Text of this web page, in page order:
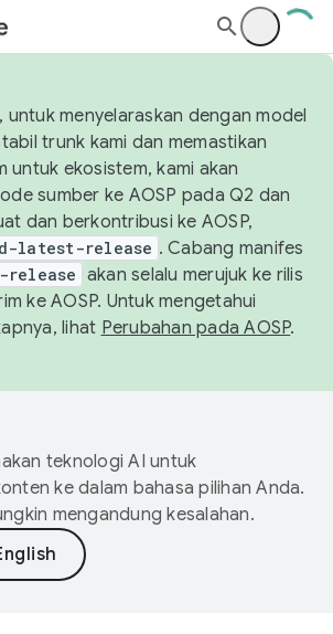
untuk menyelaraskan dengan model
trunk kami dan memastikan
ekosistem, kami akan
sumber ke AOSP pada Q2 dan
dan berkontribusi ke AOSP,
latest-release . Cabang manifes
akan selalu merujuk ke rilis
ke AOSP. Untuk mengetahui
lihat Perubahan pada AOSP.
teknologi AI untuk
ke dalam bahasa pilihan Anda.
mengandung kesalahan.